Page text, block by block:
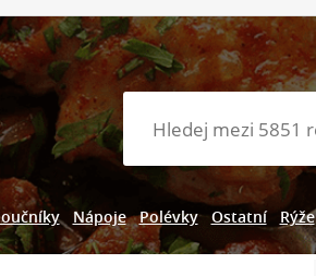
Nápoje Polévky Ostatní Rýže